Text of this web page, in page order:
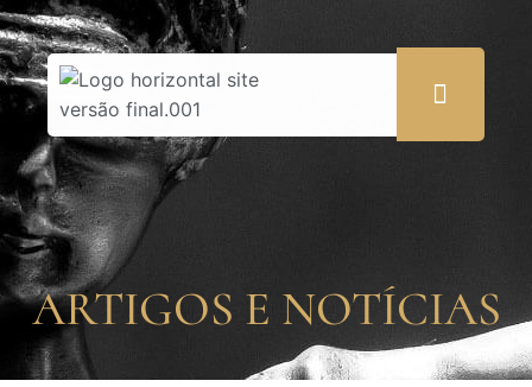
ARTIGOS E NOTÍCIAS